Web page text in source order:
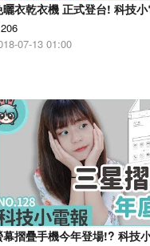
曬衣乾衣機 正式登台! 科技
07-13 01:00
幕摺疊手機今年登場!? 科技